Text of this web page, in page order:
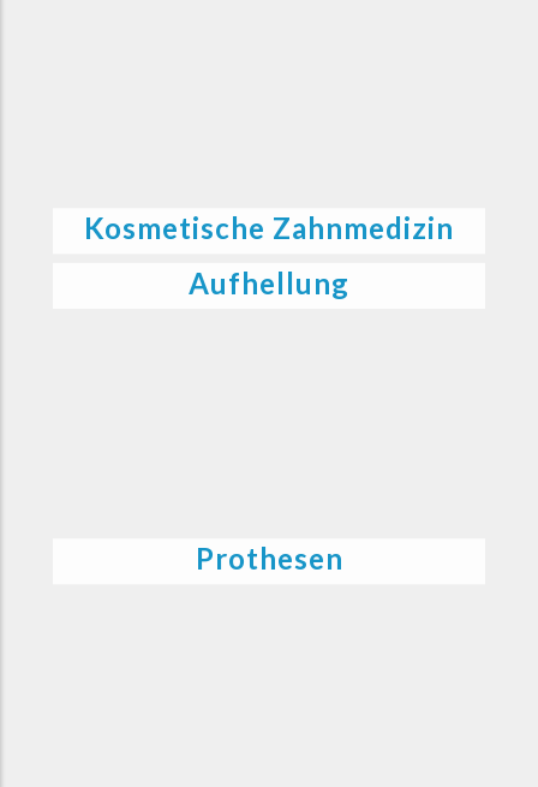
Kosmetische Zahnmedizin
Aufhellung
Prothesen